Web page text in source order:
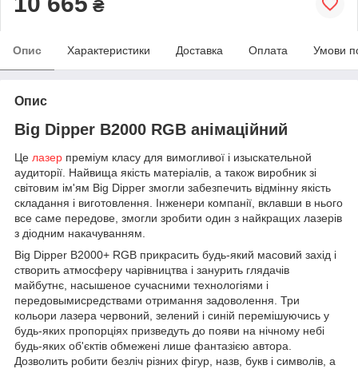
₴
Опис Характеристики Доставка Оплата Умови
Опис
Big Dipper B2000 RGB анімаційний
Це лазер преміум класу для вимогливої і изыскательной
аудиторії. Найвища якість матеріалів, а також виробник зі
світовим ім'ям Big Dipper змогли забезпечить відмінну якість
складання і виготовлення. Інженери компанії, вклавши в нього
все саме передове, змогли зробити один з найкращих лазерів
з діодним накачуванням.
Big Dipper B2000+ RGB прикрасить будь-який масовий захід і
створить атмосферу чарівництва і занурить глядачів
майбутнє, насышеное сучасними технологіями і
передовымисредствами отримання задоволення. Три
кольори лазера червоний, зелений і синій перемішуючись у
будь-яких пропорціях призведуть до появи на нічному небі
будь-яких об'єктів обмежені лише фантазією автора.
Дозволить робити безліч різних фігур, назв, букв і символів, а